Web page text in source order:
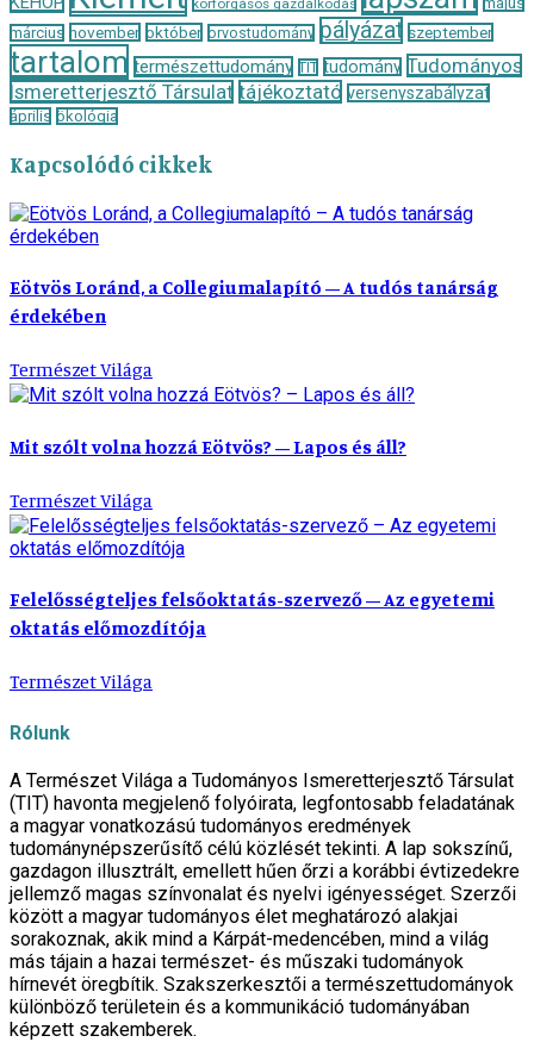
körforgásos gazdálkodás
március november október orvostudomány pályázat szeptember
tartalom természettudomány TIT tudomány Tudományos
Ismeretterjesztő Társulat tájékoztató versenyszabályzat
április ökológia
Kapcsolódó cikkek
Eötvös Loránd, a Collegiumalapító – A tudós tanárság
érdekében
Természet Világa
Mit szólt volna hozzá Eötvös? – Lapos és áll?
Természet Világa
Felelősségteljes felsőoktatás-szervező – Az egyetemi
oktatás előmozdítója
Természet Világa
Rólunk
A Természet Világa a Tudományos Ismeretterjesztő Társulat
(TIT) havonta megjelenő folyóirata, legfontosabb feladatának
a magyar vonatkozású tudományos eredmények
tudománynépszerűsítő célú közlését tekinti. A lap sokszínű,
gazdagon illusztrált, emellett hűen őrzi a korábbi évtizedekre
jellemző magas színvonalat és nyelvi igényességet. Szerzői
között a magyar tudományos élet meghatározó alakjai
sorakoznak, akik mind a Kárpát-medencében, mind a világ
más tájain a hazai természet- és műszaki tudományok
hírnevét öregbítik. Szakszerkesztői a természettudományok
különböző területein és a kommunikáció tudományában
képzett szakemberek.